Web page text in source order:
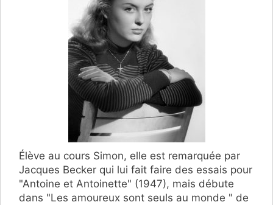
Élève au cours Simon, elle est remarquée par
Jacques Becker qui lui fait faire des essais pour
"Antoine et Antoinette" (1947), mais débute
dans "Les amoureux sont seuls au monde " de